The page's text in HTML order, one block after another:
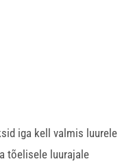
iga kell valmis luurele
tõelisele luurajale